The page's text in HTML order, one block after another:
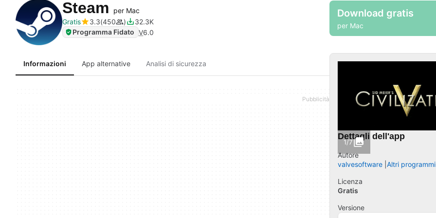
Steam
per Mac
Gratis
3.3 450
32.3K
Programma Fidato V6.0
Download gratis
per Mac
Informazioni App alternative Analisi di sicurezza
1/7
Dettagli dell'app
Autore
valvesoftware Altri
Licenza
Gratis
Versione